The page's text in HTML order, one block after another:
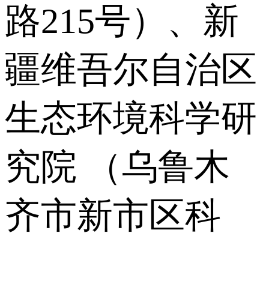
路215号）、新
疆维吾尔自治区
生态环境科学研
究院 （乌鲁木
齐市新市区科